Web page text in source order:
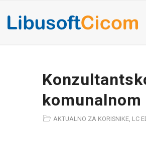
AKTUALNO ZA KORISNIKE, LC